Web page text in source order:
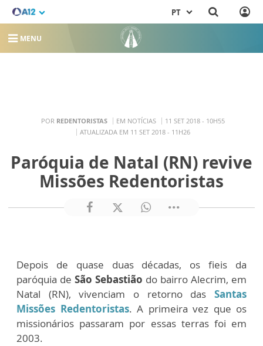
PT
MENU
POR REDENTORISTAS EM NOTÍCIAS
11 SET 2018 - 10H55
ATUALIZADA EM 11 SET 2018 - 11H26
Paróquia de Natal (RN) revive
Missões Redentoristas
Depois de quase duas décadas, os fieis da
paróquia de São Sebastião do bairro Alecrim, em
Natal (RN), vivenciam o retorno das Santas
Missões Redentoristas. A primeira vez que os
missionários passaram por essas terras foi em
2003.